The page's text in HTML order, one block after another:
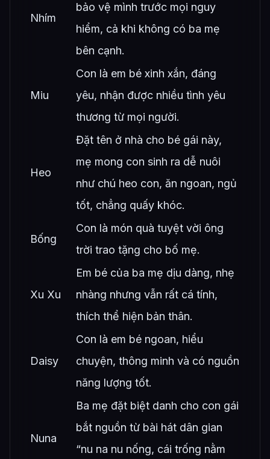
Nhím
bảo vệ mình trước mọi nguy
hiểm, cả khi không có ba mẹ
bên cạnh.
Miu
Con là em bé xinh xắn, đáng
yêu, nhận được nhiều tình yêu
thương từ mọi người.
Heo
Đặt tên ở nhà cho bé gái này,
mẹ mong con sinh ra dễ nuôi
như chú heo con, ăn ngoan, ngủ
tốt, chẳng quấy khóc.
Bống
Con là món quà tuyệt vời ông
trời trao tặng cho bố mẹ.
Xu Xu
Em bé của ba mẹ dịu dàng, nhẹ
nhàng nhưng vẫn rất cá tính,
thích thể hiện bản thân.
Daisy
Con là em bé ngoan, hiểu
chuyện, thông minh và có nguồn
năng lượng tốt.
Nuna
Ba mẹ đặt biệt danh cho con gái
bắt nguồn từ bài hát dân gian
“nu na nu nống, cái trống nằm